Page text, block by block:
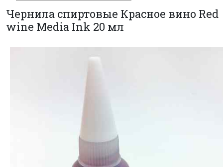
Чернила спиртовые Красное вино Red
wine Media Ink 20 мл